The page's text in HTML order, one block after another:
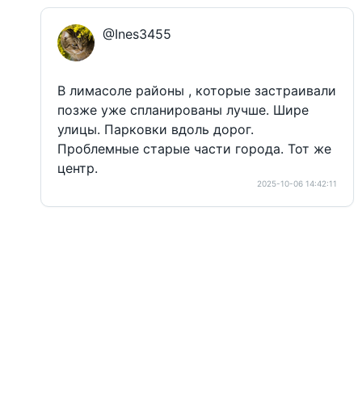
@Ines3455
В лимасоле районы , которые застраивали
позже уже спланированы лучше. Шире
улицы. Парковки вдоль дорог.
Проблемные старые части города. Тот же
центр.
2025-10-06 14:42:11